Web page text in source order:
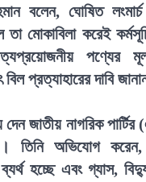
বলেন, ঘোষিত
তা মোকাবিলা করেই
পণ্যের
প্রত্যাহারের দাবি
জাতীয় নাগরিক
তিনি অভিযোগ
হচ্ছে এবং গ্যাস,